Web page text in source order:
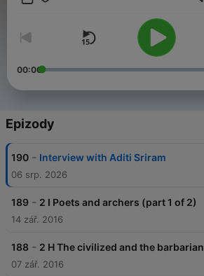
00:00
Epizody
190 - Interview with Aditi Sriram
06 srp. 2026
189 - 2 I Poets and archers (part 1 of 2)
14 zář. 2016
188 - 2 H The civilized and the barbarian
07 zář. 2016